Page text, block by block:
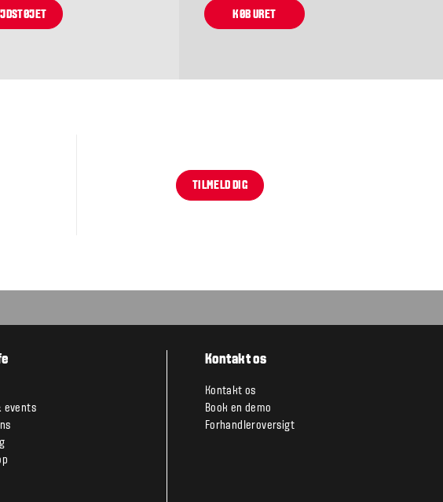
KØB URET
TILMELD DIG
events
Kontakt os
Kontakt os
Book en demo
Forhandleroversigt